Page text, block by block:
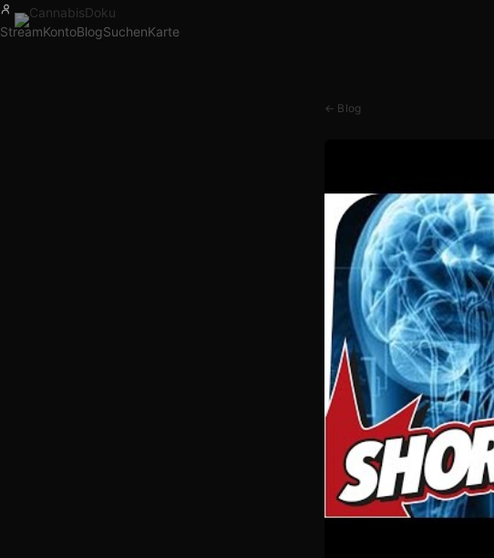
StreamKontoBlogSuchenKarte
← Blog